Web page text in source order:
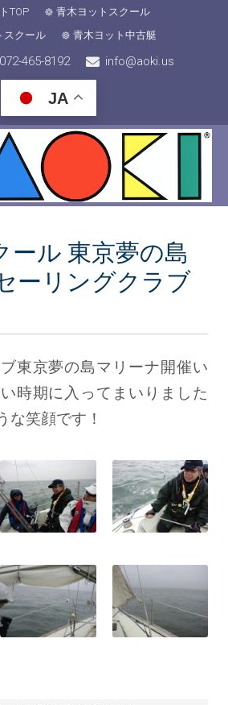
TOP
青木ヨットスクール
スクール
青木ヨット中古艇
072-465-8192 info@aoki.us
JA
ール 東京夢の島
ーリングクラブ
東京夢の島マリーナ開催い
時期に入ってまいりました
な笑顔です！